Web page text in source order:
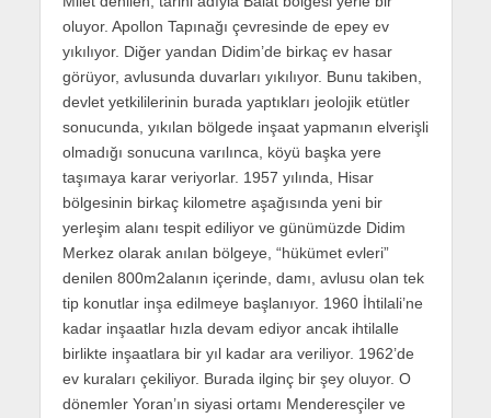
oluyor. Apollon Tapınağı çevresinde de epey ev
yıkılıyor. Diğer yandan Didim’de birkaç ev hasar
görüyor, avlusunda duvarları yıkılıyor. Bunu takiben,
devlet yetkililerinin burada yaptıkları jeolojik etütler
sonucunda, yıkılan bölgede inşaat yapmanın elverişli
olmadığı sonucuna varılınca, köyü başka yere
taşımaya karar veriyorlar. 1957 yılında, Hisar
bölgesinin birkaç kilometre aşağısında yeni bir
yerleşim alanı tespit ediliyor ve günümüzde Didim
Merkez olarak anılan bölgeye, “hükümet evleri”
denilen 800m2alanın içerinde, damı, avlusu olan tek
tip konutlar inşa edilmeye başlanıyor. 1960 İhtilali’ne
kadar inşaatlar hızla devam ediyor ancak ihtilalle
birlikte inşaatlara bir yıl kadar ara veriliyor. 1962’de
ev kuraları çekiliyor. Burada ilginç bir şey oluyor. O
dönemler Yoran’ın siyasi ortamı Menderesçiler ve